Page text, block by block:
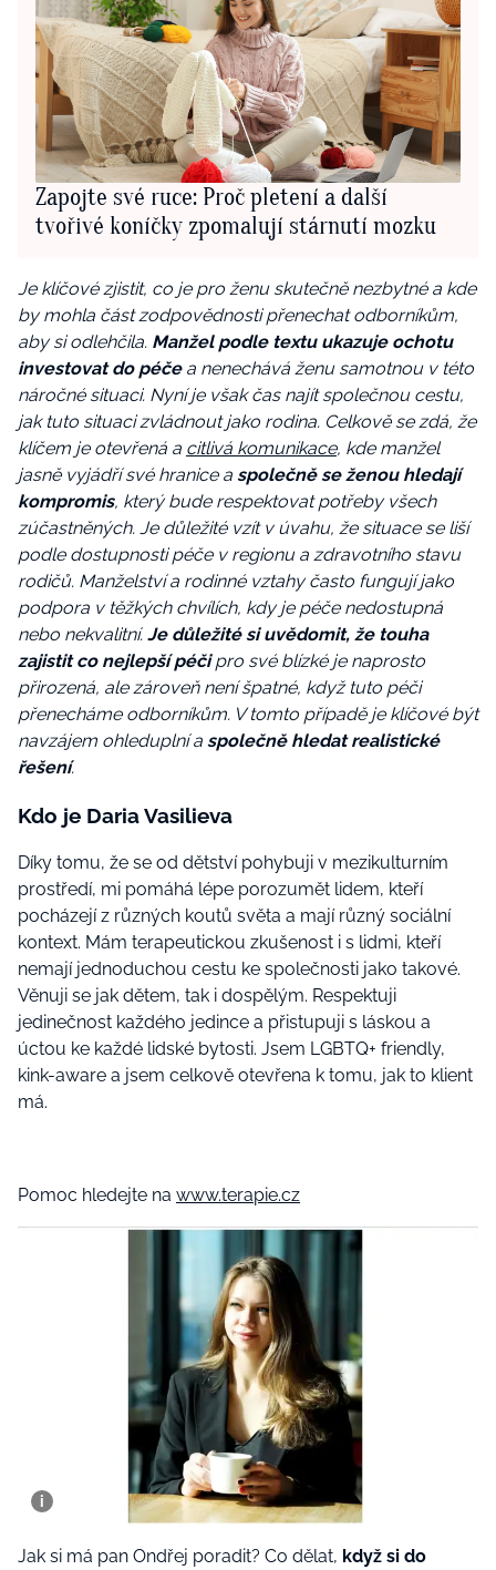
Zapojte své ruce: Proč pletení a další
tvořivé koníčky zpomalují stárnutí mozku
Je klíčové zjistit, co je pro ženu skutečně nezbytné a kde
by mohla část zodpovědnosti přenechat odborníkům,
aby si odlehčila. Manžel podle textu ukazuje ochotu
investovat do péčea nenechává ženu samotnou v této
náročné situaci. Nyní je však čas najít společnou cestu,
jak tuto situaci zvládnout jako rodina. Celkově se zdá, že
klíčem je otevřená a citlivá komunikace, kde manžel
jasně vyjádří své hranice a společně se ženou hledají
kompromis, který bude respektovat potřeby všech
zúčastněných. Je důležité vzít v úvahu, že situace se liší
podle dostupnosti péče v regionu a zdravotního stavu
rodičů. Manželství a rodinné vztahy často fungují jako
podpora v těžkých chvílích, kdy je péče nedostupná
nebo nekvalitní. Je důležité si uvědomit, že touha
zajistit co nejlepší péčipro své blízké je naprosto
přirozená, ale zároveň není špatné, když tuto péči
přenecháme odborníkům. V tomto případě je klíčové být
navzájem ohleduplní a společně hledat realistické
řešení.
Kdo je Daria Vasilieva
Díky tomu, že se od dětství pohybuji v mezikulturním
prostředí, mi pomáhá lépe porozumět lidem, kteří
pocházejí z různých koutů světa a mají různý sociální
kontext. Mám terapeutickou zkušenost i s lidmi, kteří
nemají jednoduchou cestu ke společnosti jako takové.
Věnuji se jak dětem, tak i dospělým. Respektuji
jedinečnost každého jedince a přistupuji s láskou a
úctou ke každé lidské bytosti. Jsem LGBTQ+ friendly,
kink-aware a jsem celkově otevřena k tomu, jak to klient
má.
Pomoc hledejte na www.terapie.cz
Jak si má pan Ondřej poradit? Co dělat, když si do